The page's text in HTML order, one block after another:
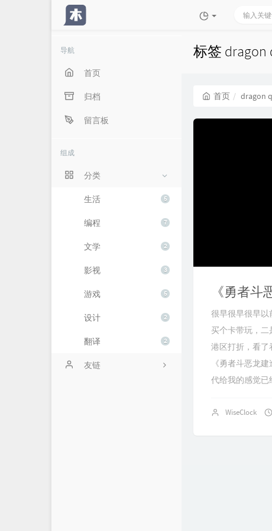
导航
首页
归档
留言板
组成
分类
5
生活
7
编程
2
文学
3
影视
5
游戏
2
设计
2
翻译
友链
标签 dragon
首页 dragon
《勇者
很早很早很早以
买个卡带玩，
港区打折，看了
《勇者斗恶龙
代给我的感觉已
WiseClock